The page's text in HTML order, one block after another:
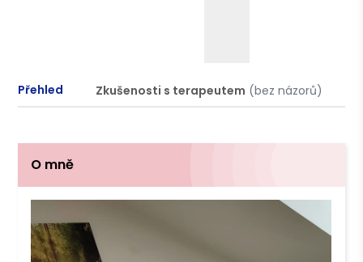
Přehled Zkušenosti s terapeutem (bez názorů)
O mně